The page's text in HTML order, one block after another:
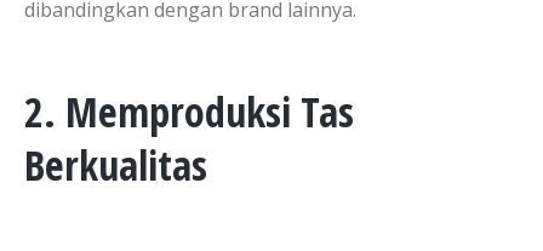
dibandingkan dengan brand lainnya.
2. Memproduksi Tas
Berkualitas